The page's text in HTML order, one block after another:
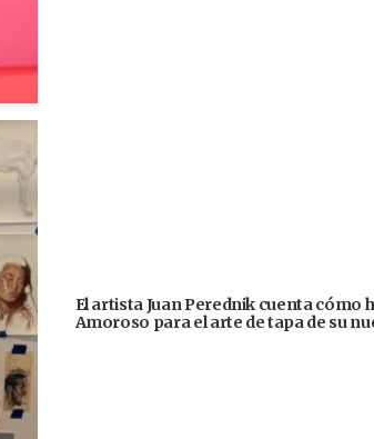
El artista Juan Perednik cuenta cómo
Amoroso para el arte de tapa de su